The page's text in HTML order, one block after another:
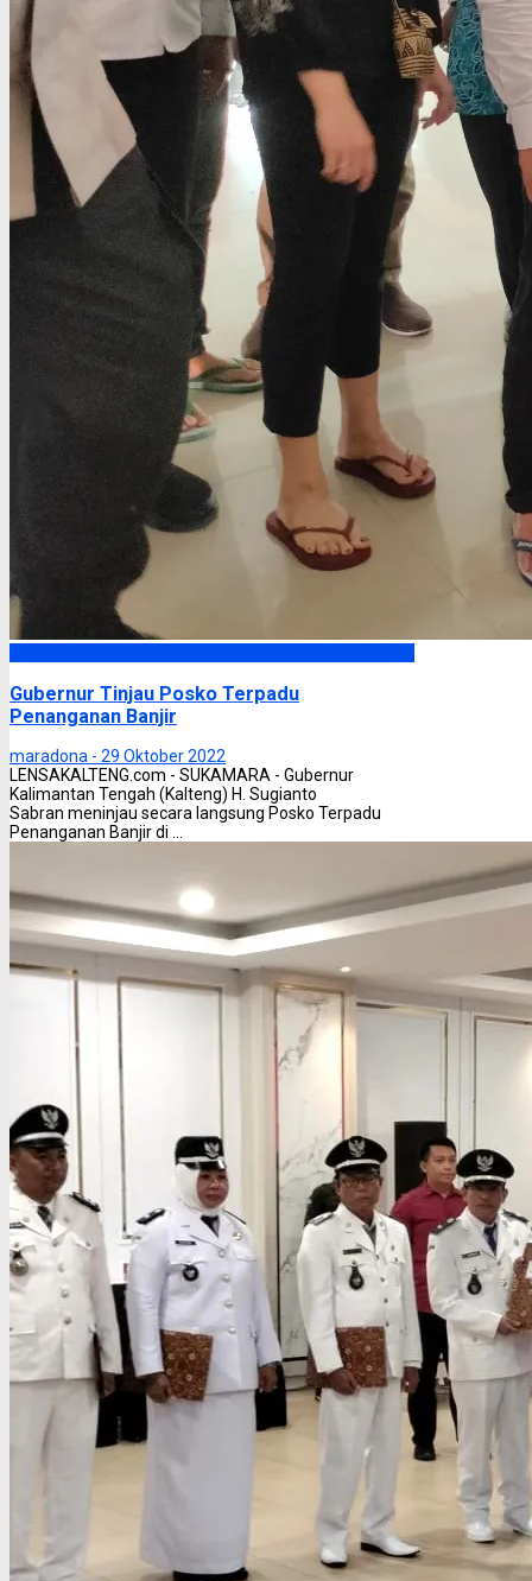
Gubernur Tinjau Posko Terpadu
Penanganan Banjir
maradona - 29 Oktober 2022
LENSAKALTENG.com - SUKAMARA - Gubernur
Kalimantan Tengah (Kalteng) H. Sugianto
Sabran meninjau secara langsung Posko Terpadu
Penanganan Banjir di ...